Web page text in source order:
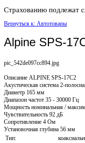
Страхованию подлежат
Вернуться к: Автотовары
Alpine SPS-
pic_542de097cc894.jpg
Описание ALPINE SPS-17C2
Акустическая система 2-
Диаметр 165 мм
Диапазон частот 35 - 30000 Гц
Мощность номинальная /
Чувствительность 92 дБ
Сопротивление 4 Ом
Установочная глубина 56 мм
Тип: